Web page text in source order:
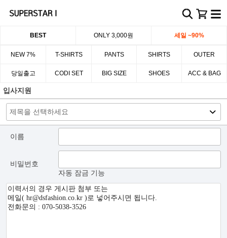
BEST ONLY 3,000원 세일 ~90%
NEW 7% T-SHIRTS PANTS SHIRTS OUTER
당일출고 CODI SET BIG SIZE SHOES ACC & BAG
입사지원
이름
비밀번호
자동 잠금 기능